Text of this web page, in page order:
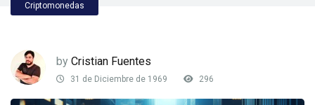
Criptomonedas
by Cristian Fuentes
31 de Diciembre de 1969 296